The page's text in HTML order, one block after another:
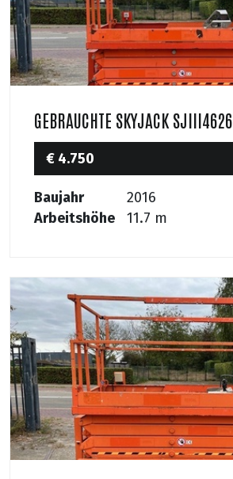
GEBRAUCHTE SKYJACK SJIII4626
€ 4.750
Baujahr
2016
Arbeitshöhe
11.7 m